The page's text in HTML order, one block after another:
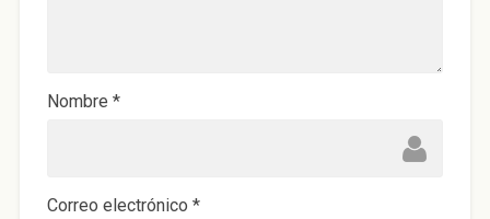
Nombre *
Correo electrónico *